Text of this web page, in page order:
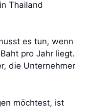
Thailand
es tun, wenn
pro Jahr liegt.
die Unternehmer
möchtest, ist